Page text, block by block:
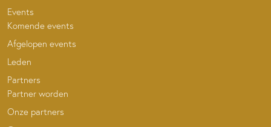
Events
Komende events
Afgelopen events
Leden
Partners
Partner worden
Onze partners